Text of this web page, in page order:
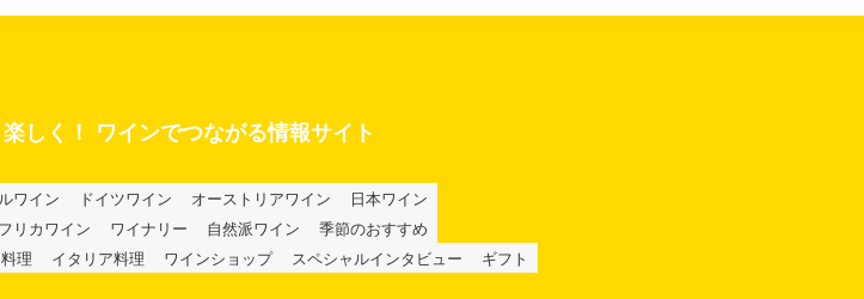
しく！ ワインでつながる情報サイト
ワイン ドイツワイン オーストリアワイン
日本ワイン
リカワイン ワイナリー 自然派ワイン
季節のおすすめ
料理 イタリア料理 ワインショップ スペシャルインタビュー
ギフト